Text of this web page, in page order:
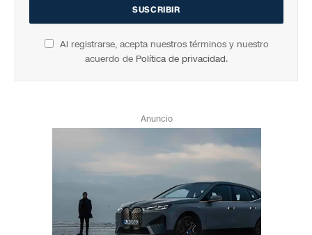
Al registrarse, acepta nuestros términos y nuestro
acuerdo de Política de privacidad.
Anuncio